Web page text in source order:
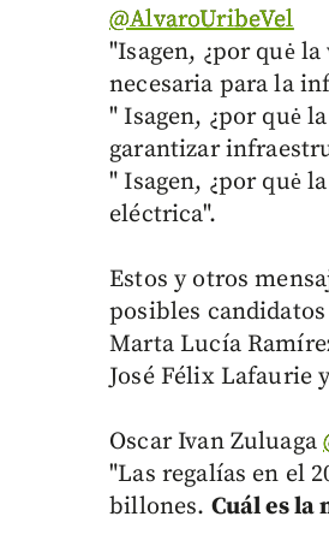
‏@AlvaroUribeVel
"Isagen, ¿por quė
necesaria para la
" Isagen, ¿por quė
garantizar
" Isagen, ¿por quė
eléctrica".
Estos y otros
posibles
Marta Lucía
José Félix Lafaurie
Oscar Ivan Zuluaga
"Las regalías en el
billones. Cuál es la